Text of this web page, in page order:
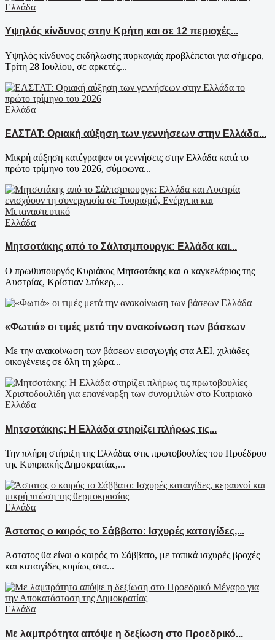
Ελλάδα
Υψηλός κίνδυνος στην Κρήτη και σε 12 περιοχές...
Υψηλός κίνδυνος εκδήλωσης πυρκαγιάς προβλέπεται για σήμερα,
Τρίτη 28 Ιουλίου, σε αρκετές...
Ελλάδα
ΕΛΣΤΑΤ: Οριακή αύξηση των γεννήσεων στην Ελλάδα...
Μικρή αύξηση κατέγραψαν οι γεννήσεις στην Ελλάδα κατά το
πρώτο τρίμηνο του 2026, σύμφωνα...
Ελλάδα
Μητσοτάκης από το Σάλτσμπουργκ: Ελλάδα και...
Ο πρωθυπουργός Κυριάκος Μητσοτάκης και ο καγκελάριος της
Αυστρίας, Κρίστιαν Στόκερ,...
Ελλάδα
«Φωτιά» οι τιμές μετά την ανακοίνωση των βάσεων
Με την ανακοίνωση των βάσεων εισαγωγής στα ΑΕΙ, χιλιάδες
οικογένειες σε όλη τη χώρα...
Ελλάδα
Μητσοτάκης: Η Ελλάδα στηρίζει πλήρως τις...
Την πλήρη στήριξη της Ελλάδας στις πρωτοβουλίες του Προέδρου
της Κυπριακής Δημοκρατίας,...
Ελλάδα
Άστατος ο καιρός το Σάββατο: Ισχυρές καταιγίδες,...
Άστατος θα είναι ο καιρός το Σάββατο, με τοπικά ισχυρές βροχές
και καταιγίδες κυρίως στα...
Ελλάδα
Με λαμπρότητα απόψε η δεξίωση στο Προεδρικό...